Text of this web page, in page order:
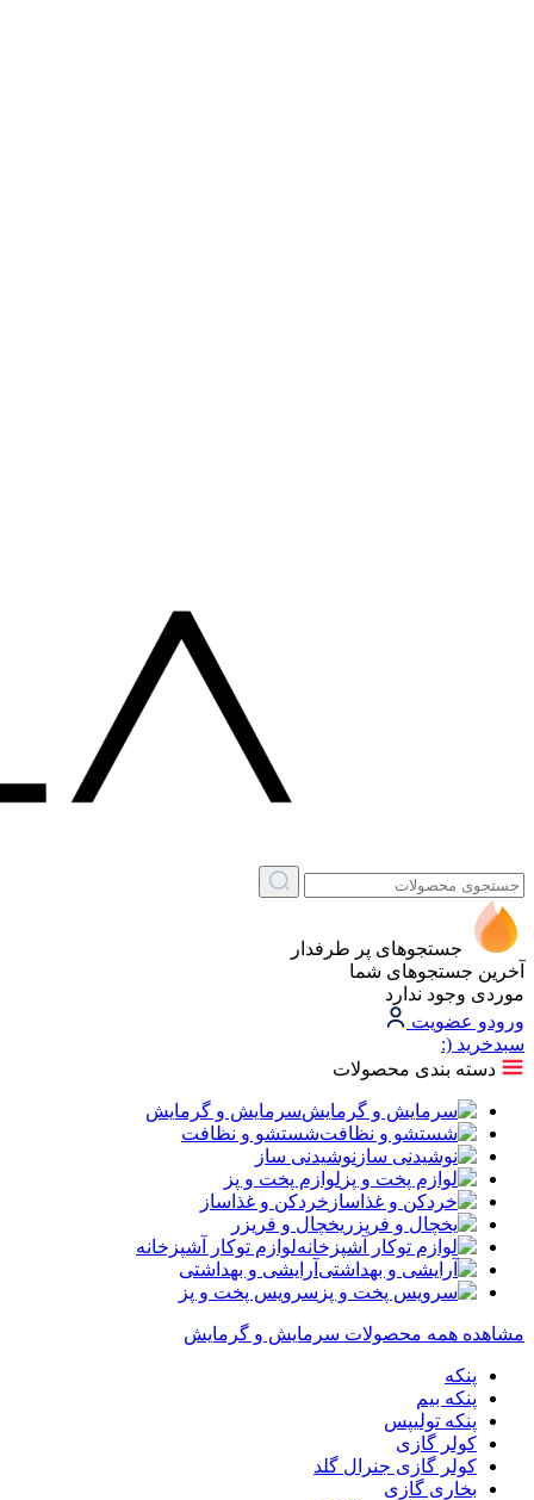
جستجوهای پر طرفدار
آخرین جستجوهای شما
موردی وجود ندارد
ورودو عضویت
سبد‌خرید (:
دسته بندی محصولات
سرمایش و گرمایش
شستشو و نظافت
نوشیدنی ساز
لوازم پخت و پز
خردکن و غذاساز
یخچال و فریزر
لوازم توکار آشپزخانه
آرایشی و بهداشتی
سرویس پخت و پز
مشاهده همه محصولات سرمایش و گرمایش
پنکه
پنکه بیم
پنکه تولیپس
کولر گازی
کولر گازی جنرال گلد
بخاری گازی